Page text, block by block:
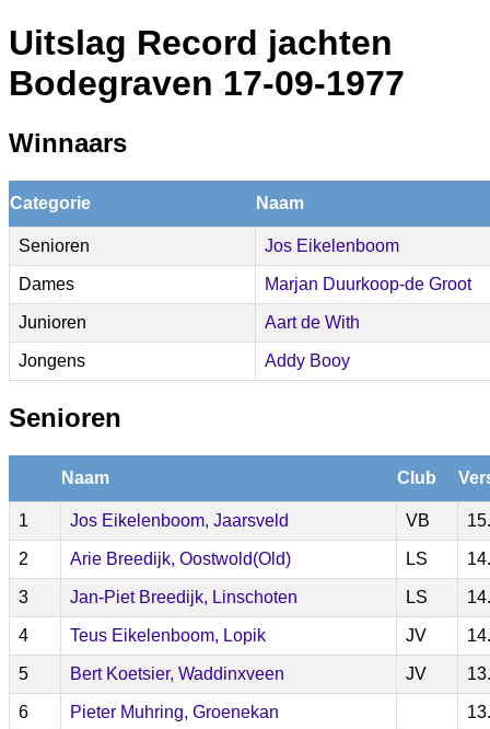
Uitslag Record jachten
Bodegraven 17-09-1977
Winnaars
Categorie Naam
Senioren Jos Eikelenboom
Dames Marjan Duurkoop-de Groot
Junioren Aart de With
Jongens Addy Booy
Senioren
Naam Club
1 Jos Eikelenboom, Jaarsveld VB
2 Arie Breedijk, Oostwold(Old) LS
3 Jan-Piet Breedijk, Linschoten LS
4 Teus Eikelenboom, Lopik JV
5 Bert Koetsier, Waddinxveen JV
6 Pieter Muhring, Groenekan